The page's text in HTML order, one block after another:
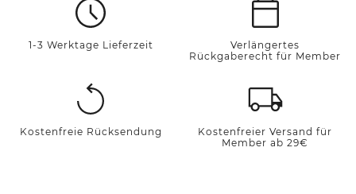
1-3 Werktage Lieferzeit
Verlängertes
Rückgaberecht für Member
Kostenfreie Rücksendung
Kostenfreier Versand für
Member ab 29€